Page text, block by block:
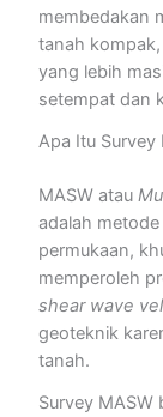
membedakan
tanah
yang lebih
setempat dan
Apa Itu Survey
MASW atau
adalah
permukaan,
memperoleh
shear wave
geoteknik
tanah.
Survey MASW